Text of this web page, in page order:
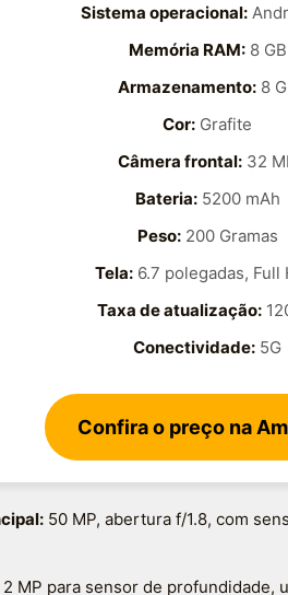
Sistema operacional:
Memória RAM:8 GB
Armazenamento:8
Cor: Grafite
Câmera frontal: 32
Bateria:5200 mAh
Peso:200 Gramas
Tela: 6.7 polegadas, Full
Taxa de atualização:
Conectividade: 5G
Confira o preço na
50 MP, abertura f/1.8, com
2 MP para sensor de profundidade,